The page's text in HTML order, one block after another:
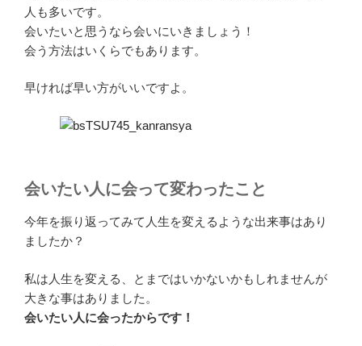
人も多いです。
会いたいと思うなら会いにいきましょう！
会う方法はいくらでもあります。
早ければ早い方がいいですよ。
会いたい人に会って変わったこと
今年を振り返ってみて人生を変えるような出来事はあり
ましたか？
私は人生を変える、とまではいかないかもしれませんが
大きな事はありました。
会いたい人に会ったからです！